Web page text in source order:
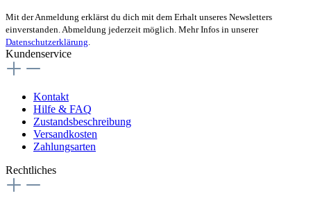
Mit der Anmeldung erklärst du dich mit dem Erhalt unseres Newsletters
einverstanden. Abmeldung jederzeit möglich. Mehr Infos in unserer
Datenschutzerklärung.
Kundenservice
Kontakt
Hilfe & FAQ
Zustandsbeschreibung
Versandkosten
Zahlungsarten
Rechtliches